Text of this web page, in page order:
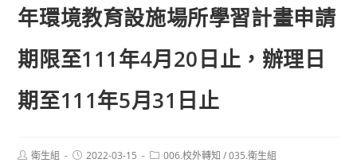
年環境教育設施場所學習計畫申請
期限至111年4月20日止，辦理日
期至111年5月31日止
Post衛生組
Post2022-03-15
Post006.校外轉知 / 035.衛生組